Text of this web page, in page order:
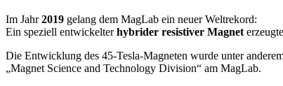
Im Jahr2019 gelang dem MagLab ein neuer Weltrekord:
Ein speziell entwickelterhybrider resistiver Magnet
Die Entwicklung des 45-Tesla-Magneten wurde unter
„Magnet Science and Technology Division“ am MagLab.